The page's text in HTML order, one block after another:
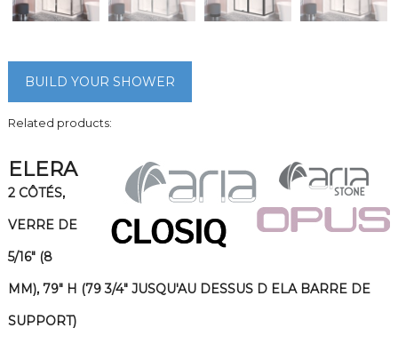
BUILD YOUR SHOWER
Related products:
ELERA
2 CÔTÉS,
VERRE DE
5/16" (8
MM), 79" H (79 3/4" JUSQU'AU DESSUS D ELA BARRE DE
SUPPORT)